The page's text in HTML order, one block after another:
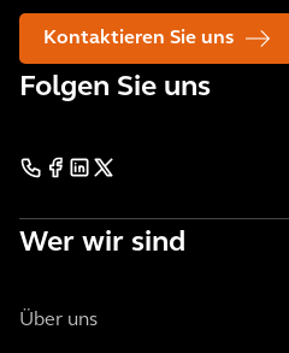
Kontaktieren Sie uns
Folgen Sie uns
Wer wir sind
Über uns